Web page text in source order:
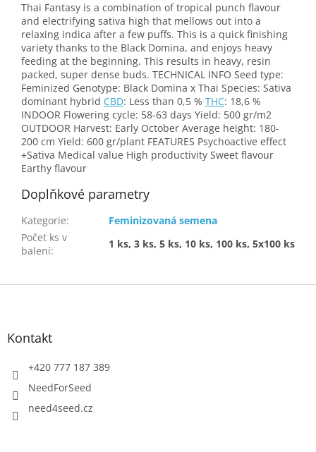
Thai Fantasy is a combination of tropical punch flavour
and electrifying sativa high that mellows out into a
relaxing indica after a few puffs. This is a quick finishing
variety thanks to the Black Domina, and enjoys heavy
feeding at the beginning. This results in heavy, resin
packed, super dense buds. TECHNICAL INFO Seed type:
Feminized Genotype: Black Domina x Thai Species: Sativa
dominant hybrid CBD: Less than 0,5 % THC: 18,6 %
INDOOR Flowering cycle: 58-63 days Yield: 500 gr/m2
OUTDOOR Harvest: Early October Average height: 180-
200 cm Yield: 600 gr/plant FEATURES Psychoactive effect
+Sativa Medical value High productivity Sweet flavour
Earthy flavour
Doplňkové parametry
Kategorie:
Feminizovaná semena
Počet ks v
balení:
1 ks, 3 ks, 5 ks, 10 ks, 100 ks, 5x100 ks
Z
Kontakt
+420 777 187 389
NeedForSeed
need4seed.cz